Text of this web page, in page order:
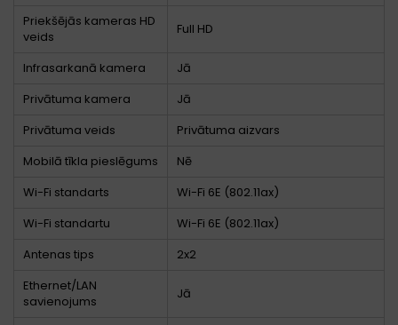
Priekšējās kameras HD
veids
Full HD
Infrasarkanā kamera
Jā
Privātuma kamera
Jā
Privātuma veids
Privātuma aizvars
Mobilā tīkla pieslēgums
Nē
Wi-Fi standarts
Wi-Fi 6E (802.11ax)
Wi-Fi standartu
Wi-Fi 6E (802.11ax)
Antenas tips
2x2
Ethernet/LAN
savienojums
Jā